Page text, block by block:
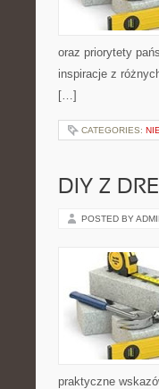
oraz priorytety
inspiracje z
[…]
CATEGORIES:
DIY Z
POSTED BY
praktyczne